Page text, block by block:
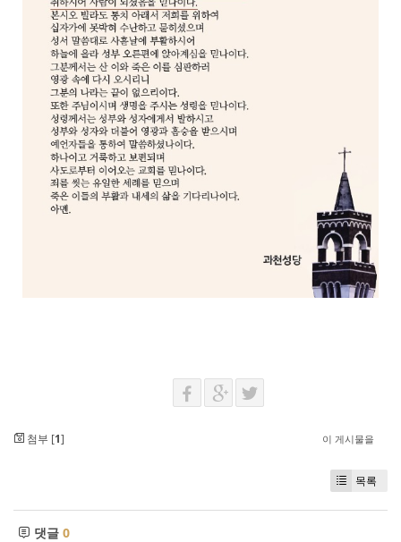
첨부 [1] 이 게시물을
목록
댓글 0